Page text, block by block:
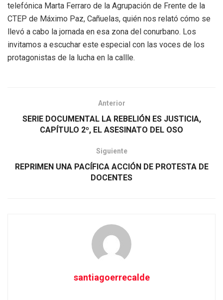
telefónica Marta Ferraro de la Agrupación de Frente de la
CTEP de Máximo Paz, Cañuelas, quién nos relató cómo se
llevó a cabo la jornada en esa zona del conurbano. Los
invitamos a escuchar este especial con las voces de los
protagonistas de la lucha en la callle.
Anterior
SERIE DOCUMENTAL LA REBELIÓN ES JUSTICIA,
CAPÍTULO 2º, EL ASESINATO DEL OSO
Siguiente
REPRIMEN UNA PACÍFICA ACCIÓN DE PROTESTA DE
DOCENTES
santiagoerrecalde